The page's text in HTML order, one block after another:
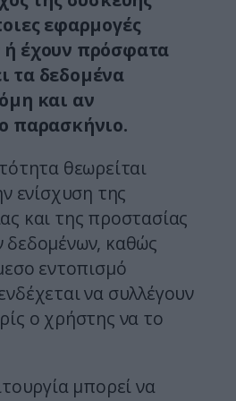
εφαρμογές
ή έχουν πρόσφατα
τα δεδομένα
και αν
παρασκήνιο.
θεωρείται
ενίσχυση της
και της προστασίας
καθώς
εντοπισμό
να συλλέγουν
ο χρήστης να το
μπορεί να